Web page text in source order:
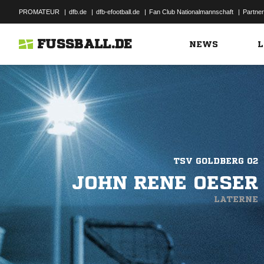
PROMATEUR | dfb.de | dfb-efootball.de | Fan Club Nationalmannschaft | Partner
FUSSBALL.DE NEWS
TSV GOLDBERG 02
JOHN RENE OESER
LATERNE